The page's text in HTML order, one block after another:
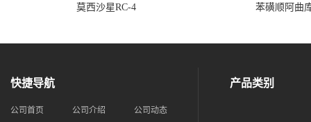
莫西沙星RC-4 苯磺顺阿曲
快捷导航
公司首页 公司介绍 公司动态
产品类别